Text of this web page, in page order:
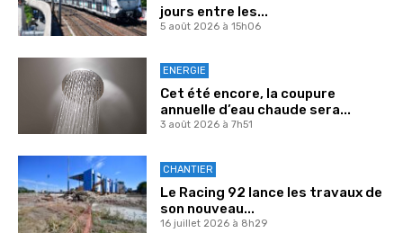
jours entre les...
5 août 2026 à 15h06
ENERGIE
Cet été encore, la coupure
annuelle d’eau chaude sera...
3 août 2026 à 7h51
CHANTIER
Le Racing 92 lance les travaux de
son nouveau...
16 juillet 2026 à 8h29